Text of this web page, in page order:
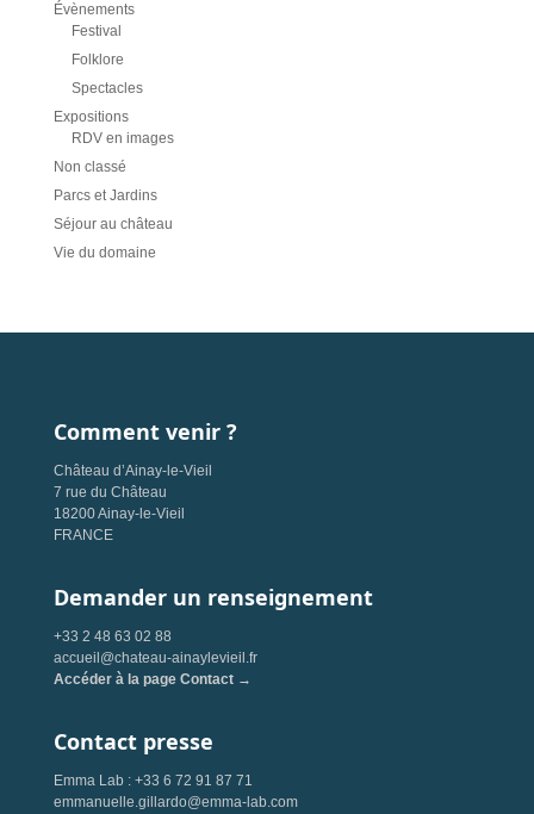
Évènements
Festival
Folklore
Spectacles
Expositions
RDV en images
Non classé
Parcs et Jardins
Séjour au château
Vie du domaine
Comment venir ?
Château d’Ainay-le-Vieil
7 rue du Château
18200 Ainay-le-Vieil
FRANCE
Demander un renseignement
+33 2 48 63 02 88
accueil@chateau-ainaylevieil.fr
Accéder à la page Contact →
Contact presse
Emma Lab : +33 6 72 91 87 71
emmanuelle.gillardo@emma-lab.com